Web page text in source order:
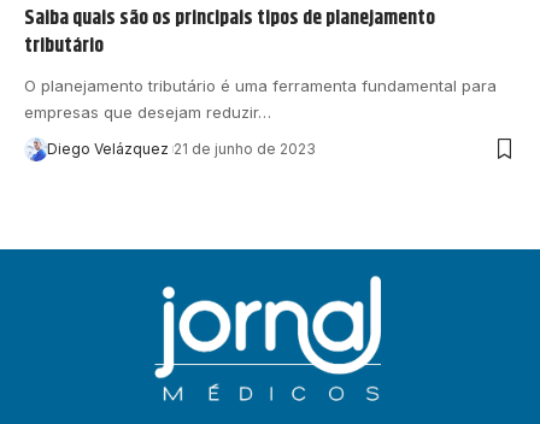
Saiba quais são os principais tipos de planejamento
tributário
O planejamento tributário é uma ferramenta fundamental para
empresas que desejam reduzir…
Diego Velázquez 21 de junho de 2023